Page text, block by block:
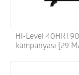
Hi-Level
kampanyası [29